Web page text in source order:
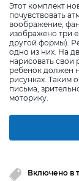
Этот комплект
почувствовать
воображение,
изображено три
другой формы).
одно из них. На
нарисовать свои
ребенок должен
рисунках. Таким
письма,
моторику.
Включено в